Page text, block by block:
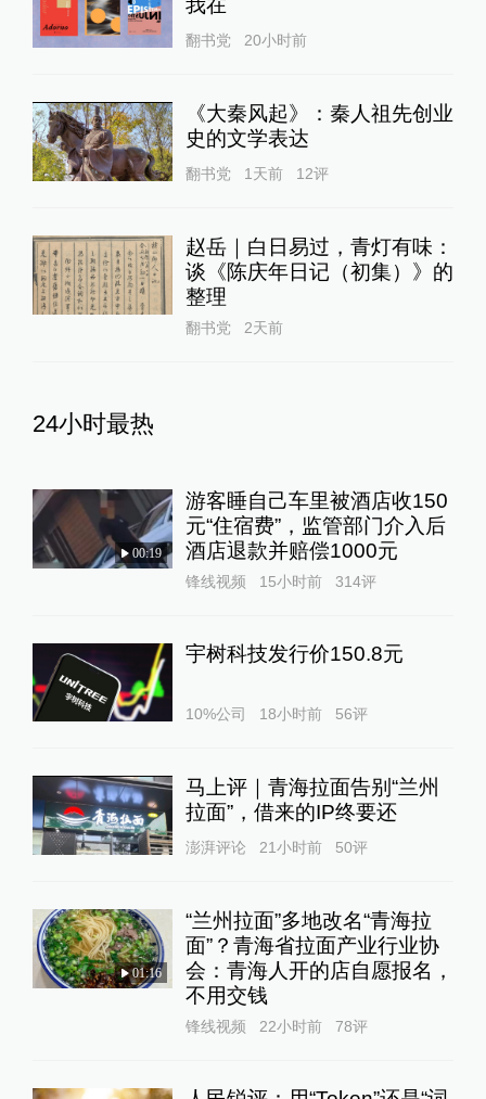
我在
翻书党 20小时前
《大秦风起》：秦人祖先创业
史的文学表达
翻书党 1天前 12评
赵岳｜白日易过，青灯有味：
谈《陈庆年日记（初集）》的
整理
翻书党 2天前
24小时最热
00:19
游客睡自己车里被酒店收150
元“住宿费”，监管部门介入后
酒店退款并赔偿1000元
锋线视频 15小时前 314评
宇树科技发行价150.8元
10%公司 18小时前 56评
马上评｜青海拉面告别“兰州
拉面”，借来的IP终要还
澎湃评论 21小时前 50评
01:16
“兰州拉面”多地改名“青海拉
面”？青海省拉面产业行业协
会：青海人开的店自愿报名，
不用交钱
锋线视频 22小时前 78评